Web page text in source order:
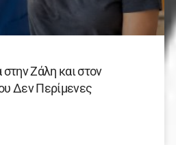
Ζάλη και στον
Δεν Περίμενες